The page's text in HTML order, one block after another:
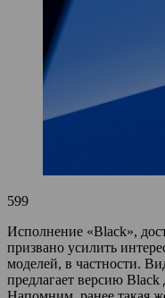
599
Исполнение «Black»,
призвано усилить
моделей, в частности.
предлагает версию